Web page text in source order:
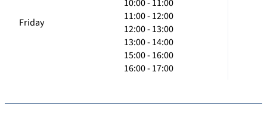
Friday
10:00 - 11:00
11:00 - 12:00
12:00 - 13:00
13:00 - 14:00
15:00 - 16:00
16:00 - 17:00